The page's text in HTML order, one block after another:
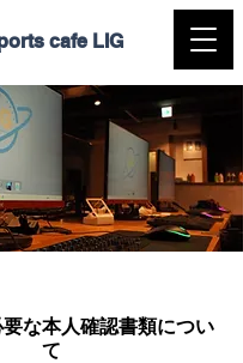
cafe LIG
な本人確認書類につい
て